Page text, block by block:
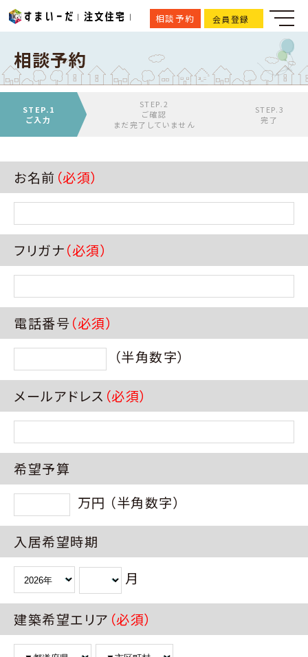
相談予約 会員登録
相談予約
STEP.1
ご入力
STEP.2
ご確認
まだ完了していません
STEP.3
完了
お名前 （必須）
フリガナ（必須）
電話番号（必須）
（半角数字）
メールアドレス （必須）
希望予算
万円 （半角数字）
入居希望時期
月
建築希望エリア （必須）